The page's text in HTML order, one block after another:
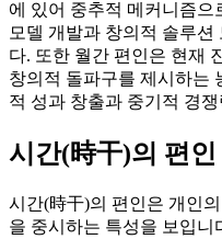
에 있어 중추적 메커니즘으
모델 개발과 창의적 솔루션
다. 또한 월간 편인은 현재
창의적 돌파구를 제시하는
적 성과 창출과 중기적 경
시간(時干)의 편인
시간(時干)의 편인은 개인
을 중시하는 특성을 보입